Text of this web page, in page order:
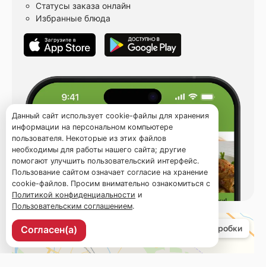
Статусы заказа онлайн
Избранные блюда
Данный сайт использует cookie-файлы для хранения
информации на персональном компьютере
пользователя. Некоторые из этих файлов
необходимы для работы нашего сайта; другие
помогают улучшить пользовательский интерфейс.
Пользование сайтом означает согласие на хранение
cookie-файлов. Просим внимательно ознакомиться с
Политикой конфиденциальности и
Пользовательским соглашением.
Согласен(а)